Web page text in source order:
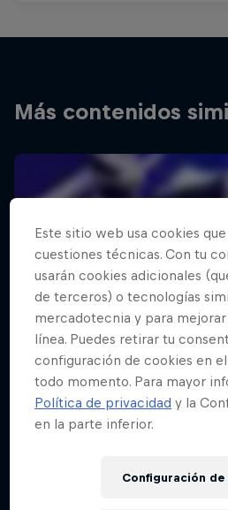
Más contenidos
Este sitio web usa cookies
cuestiones técnicas. Con tu
usarán cookies adicionales
de terceros) o tecnologías
mercadotecnia y para
línea. Puedes retirar tu
configuración de cookies en
todo momento. Para mayor
Política de privacidad y la
en la parte inferior.
Configuración de